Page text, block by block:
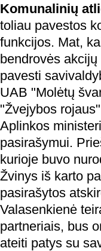
Komunalinių
toliau pavestos
funkcijos. Mat,
bendrovės
pavesti
UAB "Molėtų
"Žvejybos
Aplinkos
pasirašymui.
kurioje buvo
Žvinys iš karto
pasirašytos
Valasenkienė
partneriais, bus
ateiti patys su